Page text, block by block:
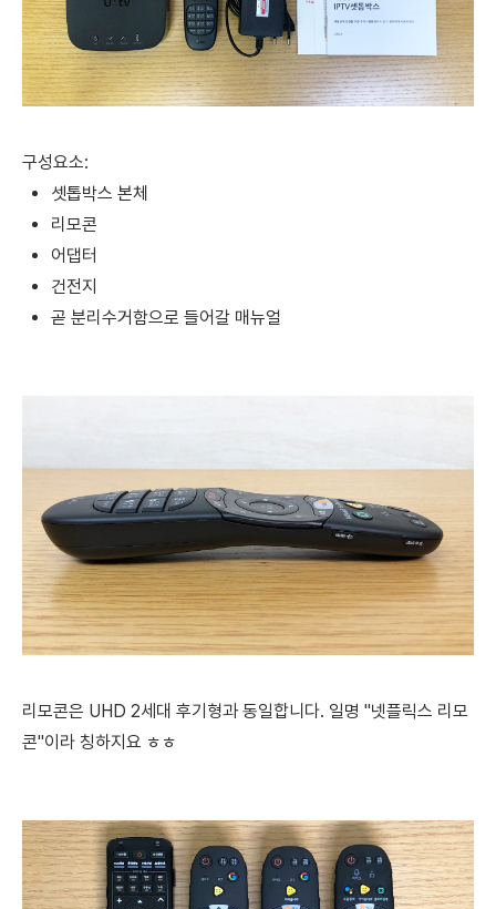
구성요소:
셋톱박스 본체
리모콘
어댑터
건전지
곧 분리수거함으로 들어갈 매뉴얼
리모콘은 UHD 2세대 후기형과 동일합니다. 일명 "넷플릭스 리모
콘"이라 칭하지요 ㅎㅎ